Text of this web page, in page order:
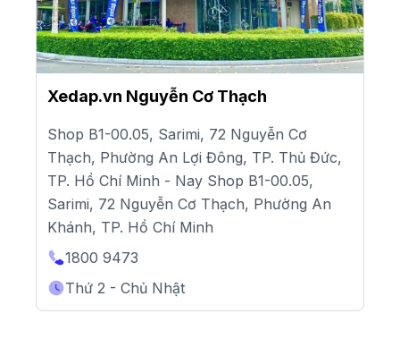
Xedap.vn Nguyễn Cơ Thạch
Shop B1-00.05, Sarimi, 72 Nguyễn Cơ
Thạch, Phường An Lợi Đông, TP. Thủ Đức,
TP. Hồ Chí Minh - Nay Shop B1-00.05,
Sarimi, 72 Nguyễn Cơ Thạch, Phường An
Khánh, TP. Hồ Chí Minh
1800 9473
Thứ 2 - Chủ Nhật